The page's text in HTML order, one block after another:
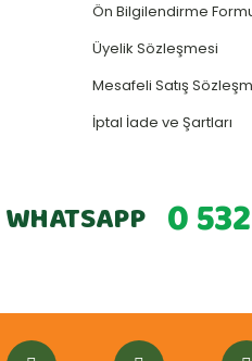
Ön Bilgilendirme
Üyelik Sözleşmesi
Mesafeli Satış
İptal İade ve Şartları
WHATSAPP 0